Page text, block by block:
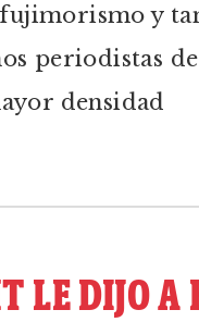
y
periodistas de
densidad
LE DIJO A